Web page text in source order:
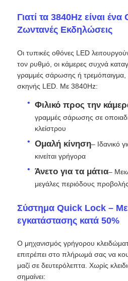
Προϊόντα
Βίντεο
Εκπομπή VR
Σχετικά με εμάς
Ξενάγηση στο Εργοστάσιο
Ποιοτικός έλεγχος
Επικοινωνήστε μαζί μας
Ειδήσεις
Υποθέσεις
Γιατί τα 3840Hz είναι
Ζωντανές Εκδηλώσεις
Οι τυπικές οθόνες LED
τον ρυθμό, οι κάμερες συχνά
γραμμές σάρωσης ή τρεμόπαιγμα,
σκηνής LED. Με 3840Hz:
Φιλικό προς την
γραμμές σάρωσης σε
κλείστρου
Ομαλή κίνηση– Ιδανικό
κινείται γρήγορα
Άνετο για τα μάτια–
μεγάλες περιόδους προβολής
Σύστημα Quick Lock –
εγκατάστασης κατά 50%
Ο μηχανισμός γρήγορου
επιτρέπει στο πλήρωμά σας να
μαζί σε δευτερόλεπτα. Χωρίς
σημαίνει: